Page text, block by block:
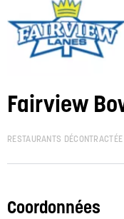
Fairview
RESTAURANTS DÉCONTRACTÉE
Coordonnées